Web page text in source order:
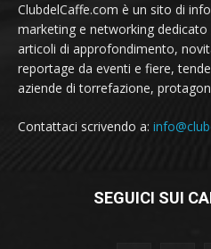
ClubdelCaffe.com è un sito di
marketing e networking
articoli di approfondimento,
reportage da eventi e fiere,
aziende di torrefazione,
Contattaci scrivendo a:
SEGUICI SUI